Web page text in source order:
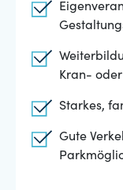
Kran-
Starkes,
Gute